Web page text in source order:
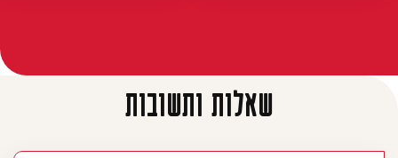
שאלות ותשובות